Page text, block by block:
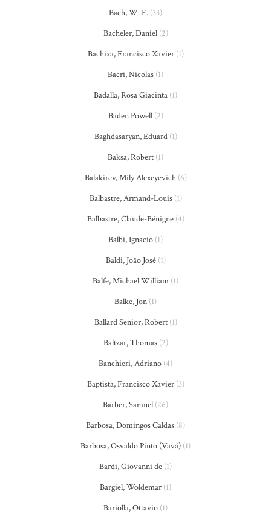
Bach, W. F. (33)
Bacheler, Daniel(2)
Bachixa, Francisco Xavier(1)
Bacri, Nicolas (1)
Badalla, Rosa Giacinta (1)
Baden Powell(2)
Baghdasaryan, Eduard(1)
Baksa, Robert (1)
Balakirev, Mily Alexeyevich(6)
Balbastre, Armand-Louis(1)
Balbastre, Claude-Bénigne(4)
Balbi, Ignacio (1)
Baldi, João José(1)
Balfe, Michael William (1)
Balke, Jon (1)
Ballard Senior, Robert(1)
Baltzar, Thomas(2)
Banchieri, Adriano (4)
Baptista, Francisco Xavier(3)
Barber, Samuel (26)
Barbosa, Domingos Caldas (8)
Barbosa, Osvaldo Pinto (Vavá) (1)
Bardi, Giovanni de (1)
Bargiel, Woldemar (1)
Bariolla, Ottavio (1)